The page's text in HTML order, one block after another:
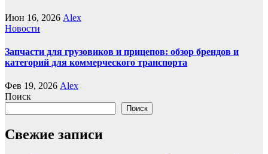
Июн 16, 2026 Alex
Новости
Запчасти для грузовиков и прицепов: обзор брендов и
категорий для коммерческого транспорта
Фев 19, 2026 Alex
Поиск
Поиск
Свежие записи